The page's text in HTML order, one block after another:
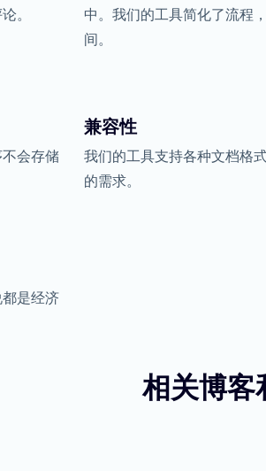
。
中。我们的工具简化了流程
间。
会存储
兼容性
我们的工具支持各种文档格
的需求。
是经济
相关博客